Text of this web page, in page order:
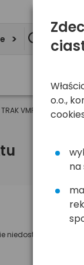
VMP-161 4GB
niedostępny
o.o.,
na